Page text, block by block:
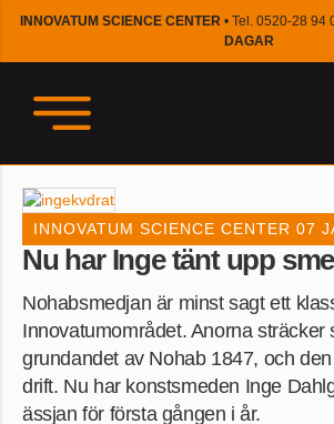
INNOVATUM SCIENCE CENTER• Tel. 0520-28 94
DAGAR
INNOVATUM SCIENCE CENTER 07
Nu har Inge tänt upp
Nohabsmedjan är minst sagt ett
Innovatumområdet. Anorna sträcker
grundandet av Nohab 1847, och
drift. Nu har konstsmeden Inge
ässjan för första gången i år.